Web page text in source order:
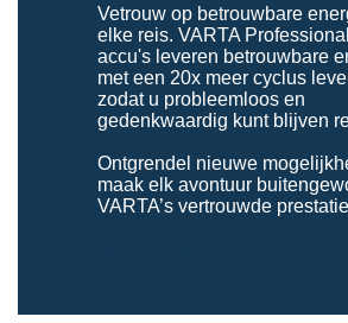
Vetrouw op betrouwbare
elke reis. VARTA
accu's leveren betrouwbare
met een 20x meer cyclus
zodat u probleemloos en
gedenkwaardig kunt blijven
Ontgrendel nieuwe
maak elk avontuur
VARTA’s vertrouwde